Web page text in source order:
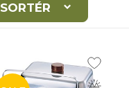
SORTÉR